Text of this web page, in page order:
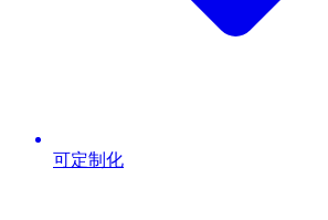
可定制化